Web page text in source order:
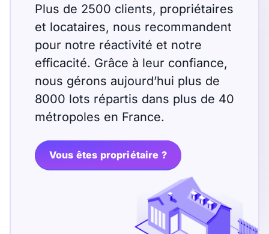
T1 T1 bis
T3 T4 T5
T7 T8 T9
T10 T11 T12
T14 T15
T16
Plus de 2500 clients, propriétaires
et locataires, nous recommandent
pour notre réactivité et notre
efficacité. Grâce à leur confiance,
nous gérons aujourd’hui plus de
8000 lots répartis dans plus de 40
métropoles en France.
Vous êtes propriétaire ?